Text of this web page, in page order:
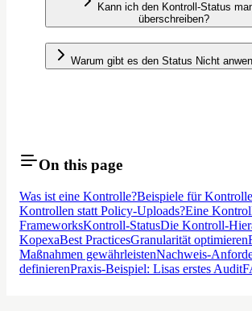
Kann ich den Kontroll-Status
überschreiben?
Warum gibt es den Status Nicht
On this page
Was ist eine Kontrolle?Beispiele für
Kontrollen statt Policy-Uploads?Eine
FrameworksKontroll-StatusDie Kontroll-
KopexaBest PracticesGranularität optimieren
Maßnahmen gewährleistenNachweis-
definierenPraxis-Beispiel: Lisas erstes Audit